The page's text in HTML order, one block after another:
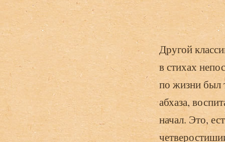
Другой
в стихах
по жизни был
абхаза,
начал. Это,